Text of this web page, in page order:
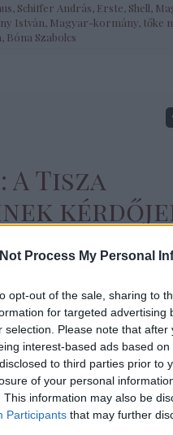
Process My Personal
opt-out of the sale, sharing to
for targeted
selection. Please note that
interest-based ads based
to third parties prior to
of your personal
This information may also be
Participants that may further
Schiffer András Erste Shell
István Magyar-kormány tőke
Bóna Szabolcs
A Tisza
párt Működő és
szót hagyták el a pulpitus
ajánló oldalán közölt
,cseppfolyósított gáz,Fidesz,